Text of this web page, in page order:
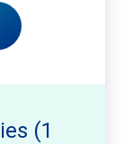
(1